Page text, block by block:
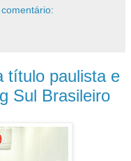
título paulista e
Sul Brasileiro